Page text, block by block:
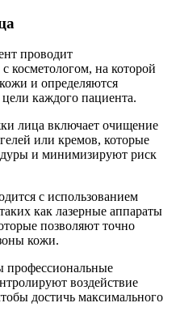
проводит
косметологом, на которой
и определяются
каждого пациента.
лица включает очищение
или кремов, которые
и минимизируют риск
с использованием
как лазерные аппараты
позволяют точно
кожи.
профессиональные
воздействие
достичь максимального